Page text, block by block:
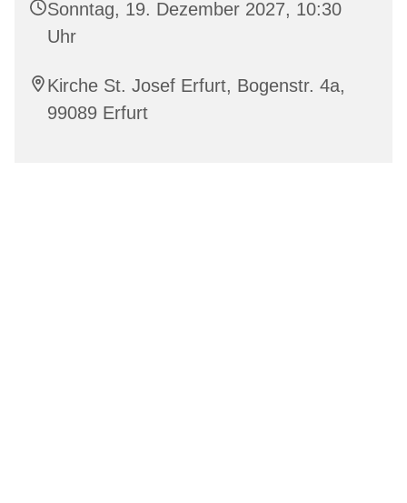
Sonntag, 19. Dezember 2027, 10:30
Uhr
Kirche St. Josef Erfurt, Bogenstr. 4a,
99089 Erfurt